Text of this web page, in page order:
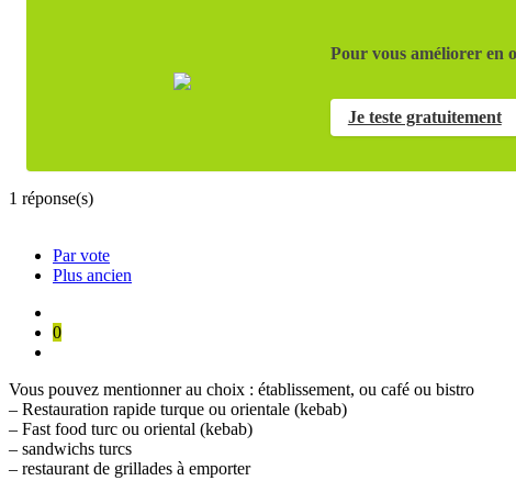
Pour vous améliorer en
Je teste gratuitement
1 réponse(s)
Par vote
Plus ancien
0
Vous pouvez mentionner au choix : établissement, ou café ou bistro
– Restauration rapide turque ou orientale (kebab)
– Fast food turc ou oriental (kebab)
– sandwichs turcs
– restaurant de grillades à emporter